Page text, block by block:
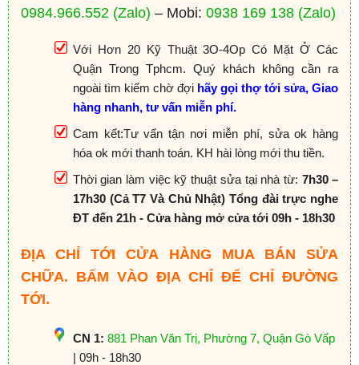
0984.966.552 (Zalo) – Mobi: 0938 169 138 (Zalo)
Với Hơn 20 Kỹ Thuật 3O-4Op Có Mặt Ở Các
Quận Trong Tphcm. Quý khách không cần ra
ngoài tìm kiếm chờ đợi hãy gọi thợ tới sửa, Giao
hàng nhanh, tư vấn miễn phí.
Cam kết:Tư vấn tận nơi miễn phí, sửa ok hàng
hóa ok mới thanh toán. KH hài lòng mới thu tiền.
Thời gian làm việc kỹ thuật sửa tại nhà từ: 7h30 –
17h30 (Cả T7 Và Chủ Nhật) Tổng đài trực nghe
ĐT đến 21h - Cửa hàng mở cửa tới 09h - 18h30
ĐỊA CHỈ TỚI CỬA HÀNG MUA BÁN SỬA
CHỮA. BẤM VÀO ĐỊA CHỈ ĐỂ CHỈ ĐƯỜNG
TỚI.
CN 1: 881 Phan Văn Trị, Phường 7, Quận Gò Vấp
| 09h - 18h30